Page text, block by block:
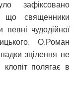
зафіксовано
що священники
певні чудодійної
О.Роман
зцілення не
полягає в